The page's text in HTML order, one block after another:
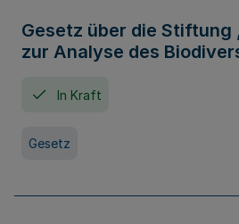
Gesetz über die
zur Analyse des
In Kraft
Gesetz